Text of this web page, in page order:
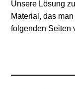
Unsere Lösung
Material, das
folgenden Seiten